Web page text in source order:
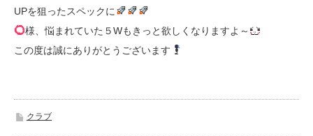
UPを狙ったスペックに
様、悩まれていた５Wもきっと欲しくなりますよ～
この度は誠にありがとうございます
クラブ